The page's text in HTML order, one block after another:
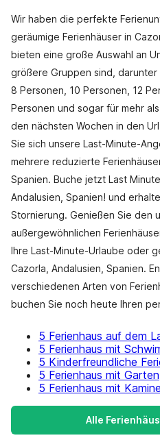
Wir haben die perfekte
geräumige Ferienhäuser in
bieten eine große Auswahl an
größere Gruppen sind, darunter
8 Personen, 10 Personen, 12
Personen und sogar für mehr
den nächsten Wochen in den
Sie sich unsere Last-Minute-
mehrere reduzierte
Spanien. Buche jetzt Last
Andalusien, Spanien! und
Stornierung. Genießen Sie den
außergewöhnlichen
Ihre Last-Minute-Urlaube oder
Cazorla, Andalusien, Spanien.
verschiedenen Arten von
buchen Sie noch heute Ihren
5 Ferienhaus auf dem
5 Ferienhaus mit
5 Kinderfreundliche
5 Ferienhaus mit Garten
5 Ferienhaus mit
Alle